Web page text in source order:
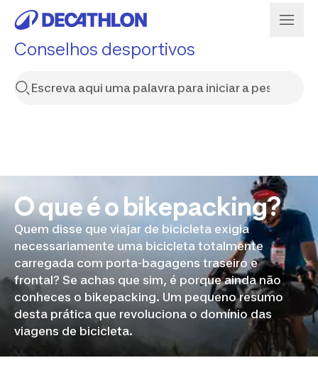
Conselhos desportivos
O que é o bikepacking?
Quem disse que viajar de bicicleta exigia
necessariamente uma bicicleta totalmente
carregada com porta-bagagens traseiro e
frontal? Se achas que sim, é porque ainda não
conheces o bikepacking. Um pequeno resumo
desta prática que revoluciona o domínio das
viagens de bicicleta.